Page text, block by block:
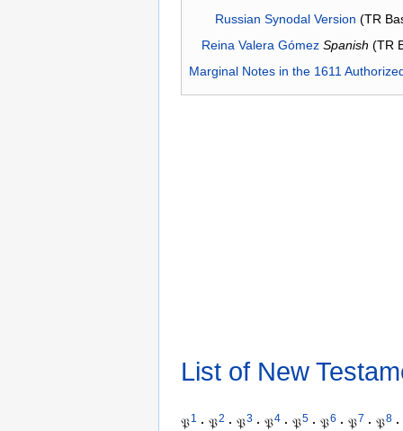
Russian Synodal Version (TR
Reina Valera Gómez Spanish (TR
Marginal Notes in the 1611
List of New
𝔓1 · 𝔓2 · 𝔓3 · 𝔓4 · 𝔓5 · 𝔓6 · 𝔓7 · 𝔓8 ·